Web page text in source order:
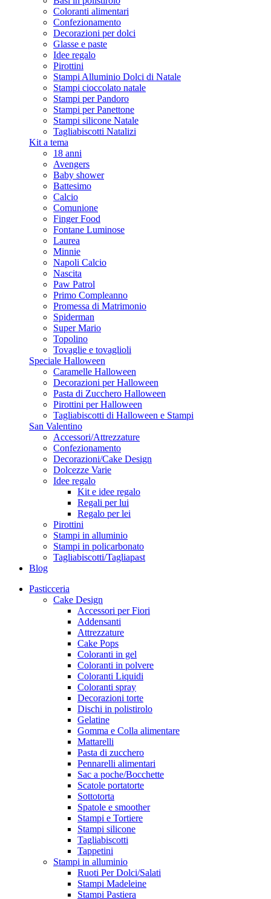
Coloranti alimentari
Confezionamento
Decorazioni per dolci
Glasse e paste
Idee regalo
Pirottini
Stampi Alluminio Dolci di Natale
Stampi cioccolato natale
Stampi per Pandoro
Stampi per Panettone
Stampi silicone Natale
Tagliabiscotti Natalizi
Kit a tema
18 anni
Avengers
Baby shower
Battesimo
Calcio
Comunione
Finger Food
Fontane Luminose
Laurea
Minnie
Napoli Calcio
Nascita
Paw Patrol
Primo Compleanno
Promessa di Matrimonio
Spiderman
Super Mario
Topolino
Tovaglie e tovaglioli
Speciale Halloween
Caramelle Halloween
Decorazioni per Halloween
Pasta di Zucchero Halloween
Pirottini per Halloween
Tagliabiscotti di Halloween e Stampi
San Valentino
Accessori/Attrezzature
Confezionamento
Decorazioni/Cake Design
Dolcezze Varie
Idee regalo
Kit e idee regalo
Regali per lui
Regalo per lei
Pirottini
Stampi in alluminio
Stampi in policarbonato
Tagliabiscotti/Tagliapast
Blog
Pasticceria
Cake Design
Accessori per Fiori
Addensanti
Attrezzature
Cake Pops
Coloranti in gel
Coloranti in polvere
Coloranti Liquidi
Coloranti spray
Decorazioni torte
Dischi in polistirolo
Gelatine
Gomma e Colla alimentare
Mattarelli
Pasta di zucchero
Pennarelli alimentari
Sac a poche/Bocchette
Scatole portatorte
Sottotorta
Spatole e smoother
Stampi e Tortiere
Stampi silicone
Tagliabiscotti
Tappetini
Stampi in alluminio
Ruoti Per Dolci/Salati
Stampi Madeleine
Stampi Pastiera